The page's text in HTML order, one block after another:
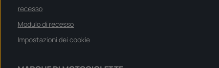
recesso
Modulo di recesso
Impostazioni dei cookie